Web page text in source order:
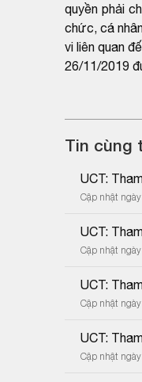
quyền phải
chức, cá
vi liên quan
26/11/2019
Tin cùng
UCT:
Cập nhật
UCT:
Cập nhật
UCT:
Cập nhật
UCT:
Cập nhật